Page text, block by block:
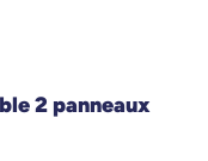
2 panneaux